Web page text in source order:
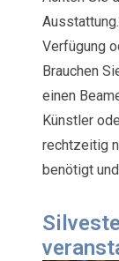
Verfügung
Brauchen
einen
Künstler
rechtzeitig
benötigt